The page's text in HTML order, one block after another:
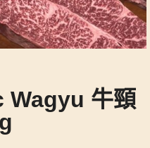
Wagyu 牛頸